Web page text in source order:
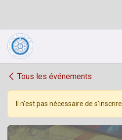
Se rendre au contenu
Tous les événements
Il n'est pas nécessaire de s'inscrire